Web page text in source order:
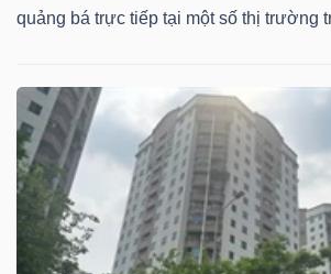
quảng bá trực tiếp tại một số thị trường